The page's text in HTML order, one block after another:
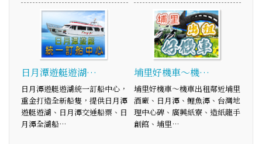
日月潭遊艇遊湖…
日月潭遊艇遊湖統一訂船中心，
重金打造全新船隻，提供日月潭
遊艇遊湖、日月潭交通船票、日
月潭全湖船…
埔里好機車～機…
埔里好機車～機車出租鄰近埔里
酒廠、日月潭、鯉魚潭、台灣地
理中心碑、廣興紙寮、造紙龍手
創館、埔里…